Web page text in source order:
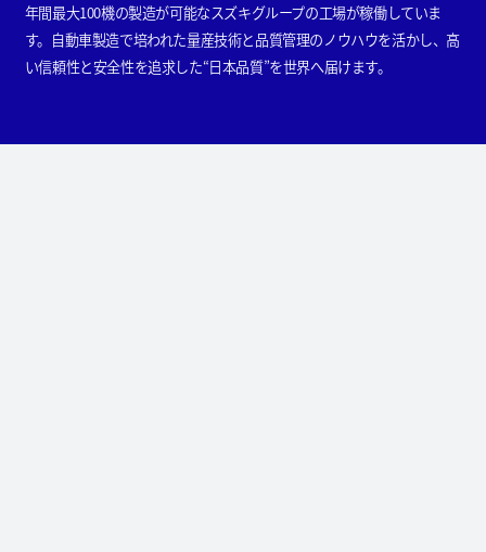
年間最大100機の製造が可能なスズキグループの工場が稼働していま
す。自動車製造で培われた量産技術と品質管理のノウハウを活かし、高
い信頼性と安全性を追求した“日本品質”を世界へ届けます。